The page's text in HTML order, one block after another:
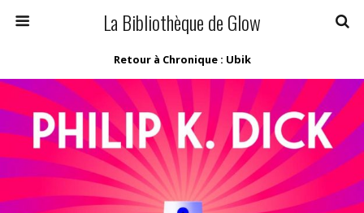
La Bibliothèque de Glow
Retour à Chronique : Ubik